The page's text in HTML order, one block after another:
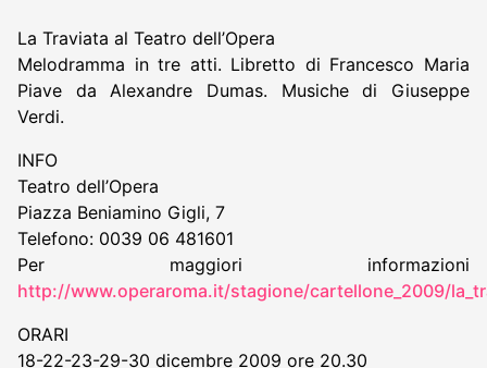
La Traviata al Teatro dell’Opera
Melodramma in tre atti. Libretto di Francesco Maria
Piave da Alexandre Dumas. Musiche di Giuseppe
Verdi.
INFO
Teatro dell’Opera
Piazza Beniamino Gigli, 7
Telefono: 0039 06 481601
Per maggiori informazioni
http://www.operaroma.it/stagione/cartellone_2009/
ORARI
18-22-23-29-30 dicembre 2009 ore 20.30